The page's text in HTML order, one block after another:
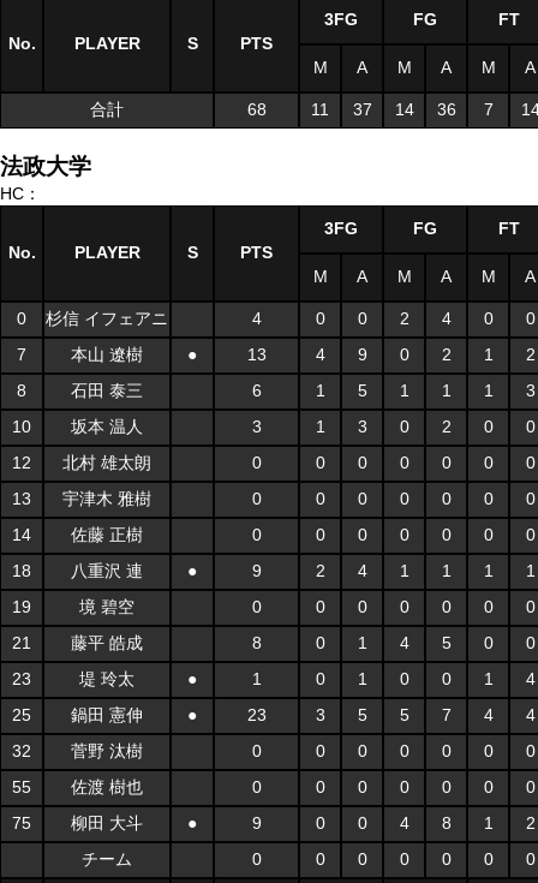
No. PLAYER S PTS
3FG FG FT
M A M A M A
合計 68 11 37 14 36 7
法政大学
HC：
No. PLAYER S PTS
3FG FG FT
M A M A M A
0 杉信 イフェアニ 4 0 0 2 4 0
0
7
本山 遼樹 ● 13 4 9 0 2 1
2
8
石田 泰三 6 1 5 1 1 1
3
10
坂本 温人 3 1 3 0 2 0
0
12
北村 雄太朗 0 0 0 0 0 0
0
13
宇津木 雅樹 0 0 0 0 0 0
0
14
佐藤 正樹 0 0 0 0 0 0
0
18
八重沢 連 ● 9 2 4 1 1 1
1
19
境 碧空 0 0 0 0 0 0
0
21
藤平 皓成 8 0 1 4 5 0
0
23
堤 玲太 ● 1 0 1 0 0 1
4
25
鍋田 憲伸 ● 23 3 5 5 7 4
4
32
菅野 汰樹 0 0 0 0 0 0
0
55
佐渡 樹也 0 0 0 0 0 0
0
75
柳田 大斗 ● 9 0 0 4 8 1
2
チーム
0 0 0 0 0 0 0